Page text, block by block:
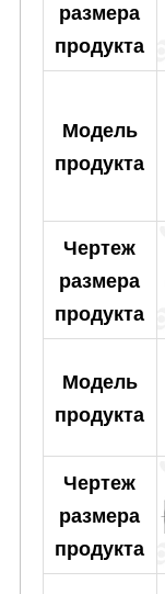
размера
продукта
Модель
продукта
Чертеж
размера
продукта
Модель
продукта
Чертеж
размера
продукта